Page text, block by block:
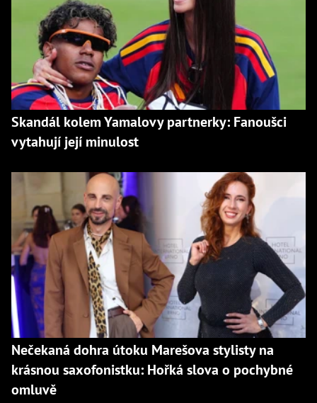
Skandál kolem Yamalovy partnerky: Fanoušci
vytahují její minulost
Nečekaná dohra útoku Marešova stylisty na
krásnou saxofonistku: Hořká slova o pochybné
omluvě